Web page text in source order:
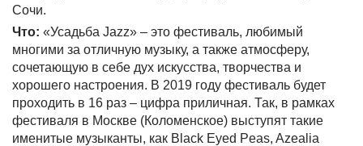
Сочи.
Что: «Усадьба Jazz» – это фестиваль, любимый
многими за отличную музыку, а также атмосферу,
сочетающую в себе дух искусства, творчества и
хорошего настроения. В 2019 году фестиваль будет
проходить в 16 раз – цифра приличная. Так, в рамках
фестиваля в Москве (Коломенское) выступят такие
именитые музыканты, как Black Eyed Peas, Azealia